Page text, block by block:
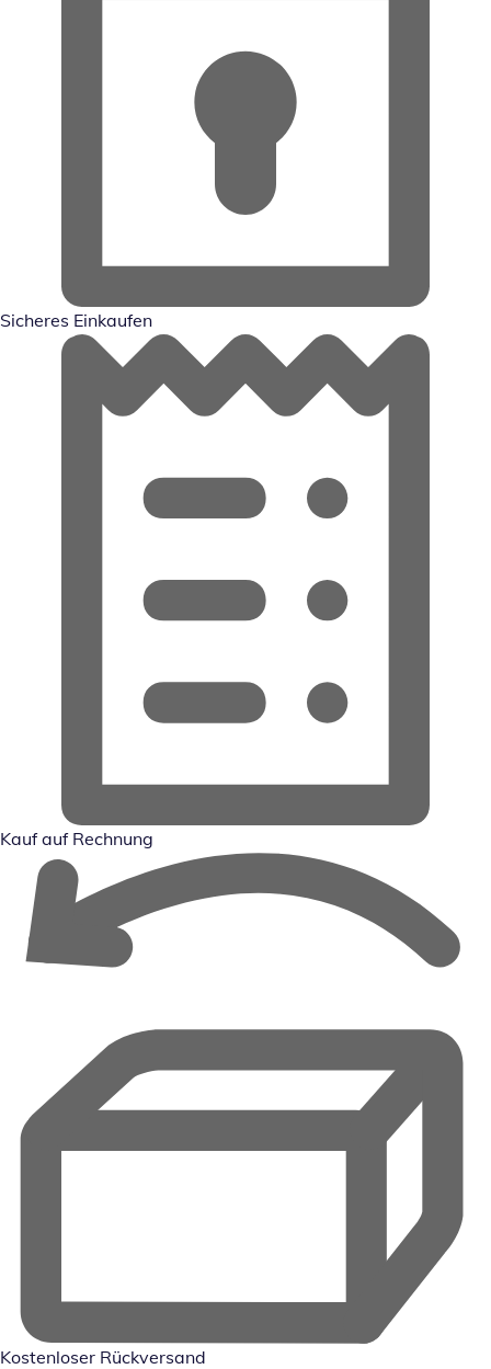
Sicheres Einkaufen
Kauf auf Rechnung
Kostenloser Rückversand